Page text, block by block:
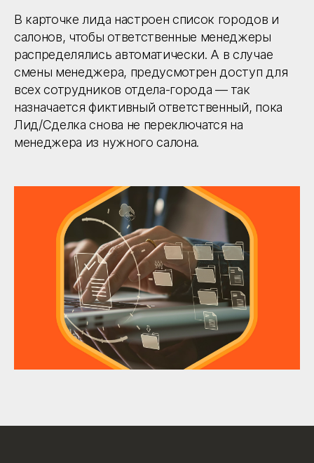
В карточке лида настроен список городов и
салонов, чтобы ответственные менеджеры
распределялись автоматически. А в случае
смены менеджера, предусмотрен доступ для
всех сотрудников отдела-города — так
назначается фиктивный ответственный, пока
Лид/Сделка снова не переключатся на
менеджера из нужного салона.